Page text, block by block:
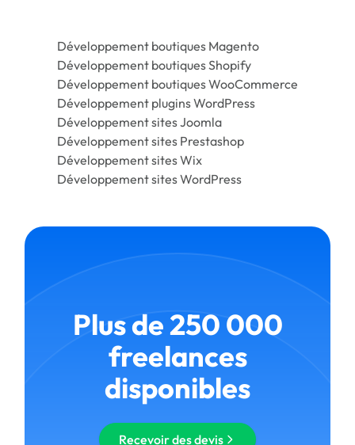
Développement boutiques Magento
Développement boutiques Shopify
Développement boutiques WooCommerce
Développement plugins WordPress
Développement sites Joomla
Développement sites Prestashop
Développement sites Wix
Développement sites WordPress
Plus de 250 000
freelances
disponibles
Recevoir des devis